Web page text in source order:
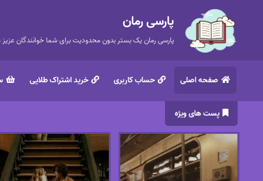
پارسی رمان
پارسی رمان یک بستر بدون محدودیت برای شما خوانندگان عزیز
صفحه اصلی حساب کاربری خرید اشتراک طلایی
پست های ویژه